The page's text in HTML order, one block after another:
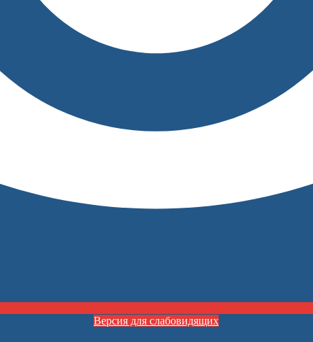
Версия для слабовидящих